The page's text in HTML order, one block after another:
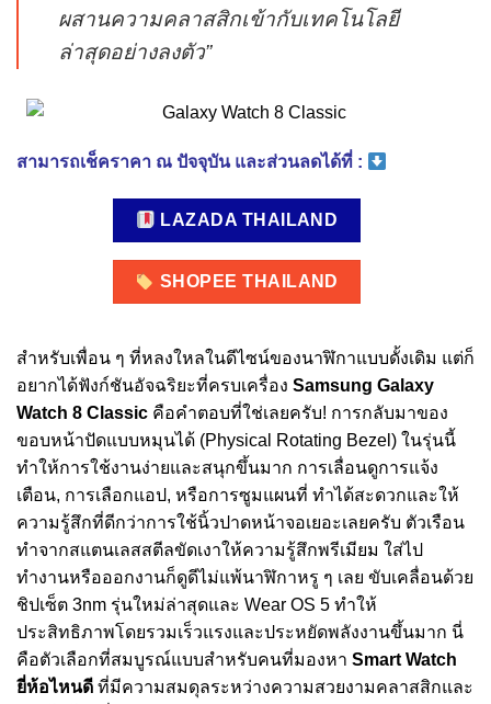
ผสานความคลาสสิกเข้ากับเทคโนโลยี
ล่าสุดอย่างลงตัว”
สามารถเช็คราคา ณ ปัจจุบัน และส่วนลดได้ที่ :
LAZADA THAILAND
SHOPEE THAILAND
สำหรับเพื่อน ๆ ที่หลงใหลในดีไซน์ของนาฬิกาแบบดั้งเดิม แต่ก็
อยากได้ฟังก์ชันอัจฉริยะที่ครบเครื่อง Samsung Galaxy
Watch 8 Classic คือคำตอบที่ใช่เลยครับ! การกลับมาของ
ขอบหน้าปัดแบบหมุนได้ (Physical Rotating Bezel) ในรุ่นนี้
ทำให้การใช้งานง่ายและสนุกขึ้นมาก การเลื่อนดูการแจ้ง
เตือน, การเลือกแอป, หรือการซูมแผนที่ ทำได้สะดวกและให้
ความรู้สึกที่ดีกว่าการใช้นิ้วปาดหน้าจอเยอะเลยครับ ตัวเรือน
ทำจากสแตนเลสสตีลขัดเงาให้ความรู้สึกพรีเมียม ใส่ไป
ทำงานหรือออกงานก็ดูดีไม่แพ้นาฬิกาหรู ๆ เลย ขับเคลื่อนด้วย
ชิปเซ็ต 3nm รุ่นใหม่ล่าสุดและ Wear OS 5 ทำให้
ประสิทธิภาพโดยรวมเร็วแรงและประหยัดพลังงานขึ้นมาก นี่
คือตัวเลือกที่สมบูรณ์แบบสำหรับคนที่มองหา Smart Watch
ยี่ห้อไหนดี ที่มีความสมดุลระหว่างความสวยงามคลาสสิกและ